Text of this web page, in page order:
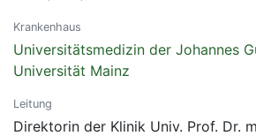
Krankenhaus
Universitätsmedizin der Johannes
Universität Mainz
Leitung
Direktorin der Klinik Univ. Prof. Dr.